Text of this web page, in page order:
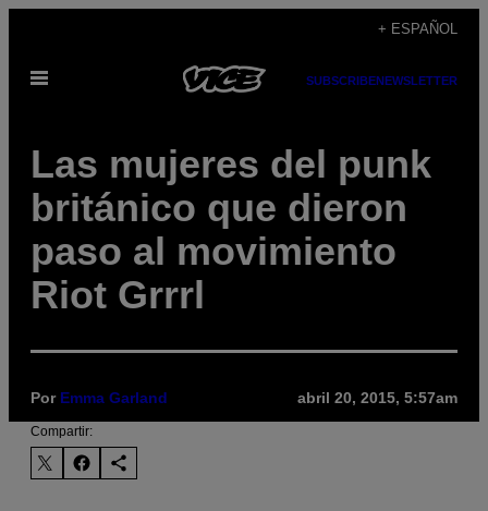
contenido
+ ESPAÑOL
Abrir
SUBSCRIBENEWSLETTER
Las mujeres del punk
británico que dieron
paso al movimiento
Riot Grrrl
Por Emma Garland abril 20, 2015, 5:57am
Compartir: